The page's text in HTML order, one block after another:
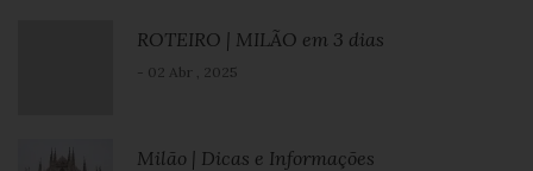
ROTEIRO | MILÃO em 3 dias
- 02 Abr , 2025
Milão | Dicas e Informações